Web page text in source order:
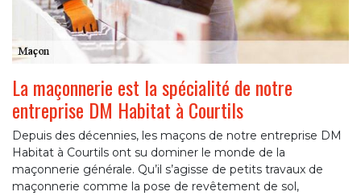
La maçonnerie est la spécialité de notre
entreprise DM Habitat à Courtils
Depuis des décennies, les maçons de notre entreprise DM
Habitat à Courtils ont su dominer le monde de la
maçonnerie générale. Qu’il s’agisse de petits travaux de
maçonnerie comme la pose de revêtement de sol,